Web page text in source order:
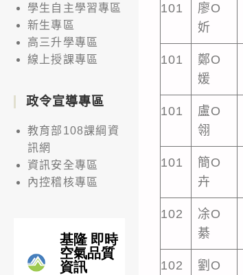
101
廖O
妡
101
鄭O
媛
101
盧O
翎
101
簡O
卉
102
凃O
綦
102
劉O
學生自主學習專區
新生專區
高三升學專區
線上授課專區
政令宣導專區
教育部108課綱資
訊網
資訊安全專區
內控稽核專區